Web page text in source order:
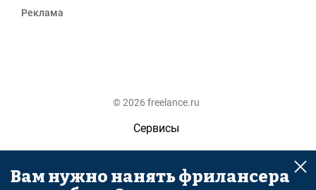
Реклама
© 2026 freelance.ru
Сервисы
Помощь
Поиск
Вам нужно нанять фрилансера